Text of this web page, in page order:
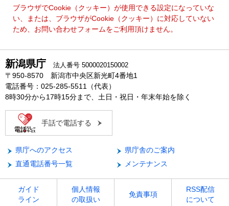
ブラウザでCookie（クッキー）が使用できる設定になっていな
い、または、ブラウザがCookie（クッキー）に対応していない
ため、お問い合わせフォームをご利用頂けません。
新潟県庁 法人番号 5000020150002
〒950-8570 新潟市中央区新光町4番地1
電話番号：025-285-5511（代表）
8時30分から17時15分まで、土日・祝日・年末年始を除く
手話で電話する
県庁へのアクセス
県庁舎のご案内
直通電話番号一覧
メンテナンス
ガイド
ライン
個人情報
の取扱い
免責事項
RSS配信
について